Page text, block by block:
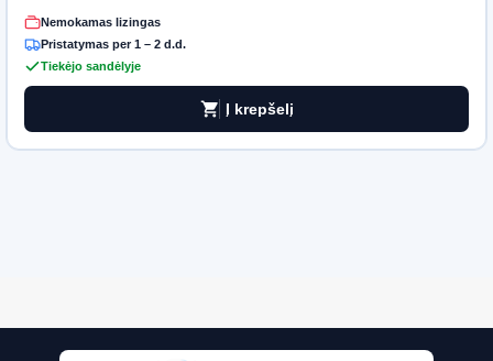
Nemokamas lizingas
Pristatymas per 1 – 2 d.d.
Tiekėjo sandėlyje
shopping_cart Į krepšelį